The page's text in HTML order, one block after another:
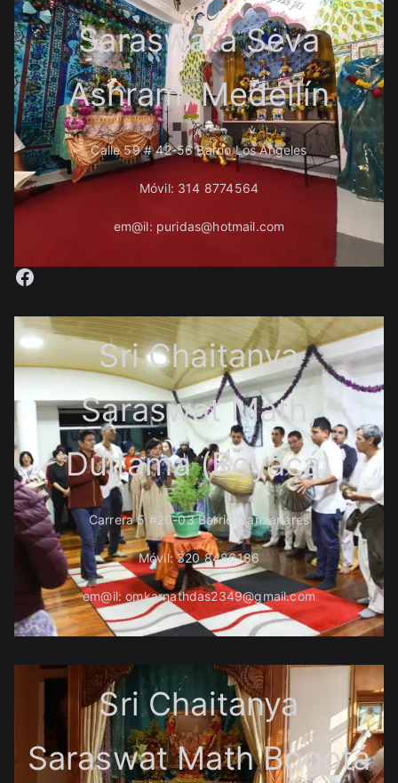
Saraswata Seva
Ashram, Medellín
Calle 59 # 42-56 Barrio Los Ángeles
Móvil: 314 8774564
em@il: puridas@hotmail.com
Facebook
Sri Chaitanya
Saraswat Math,
Duitama (Boyacá)
Carrera 5 #20-03 Barrio Manzanares
Móvil: 320 8486186
em@il: omkarnathdas2349@gmail.com
Sri Chaitanya
Saraswat Math Bogotá